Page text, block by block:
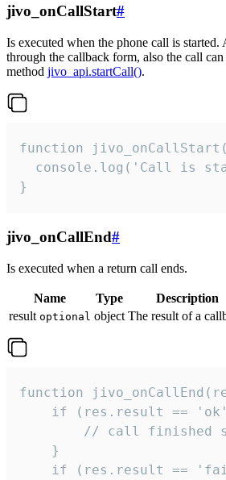
jivo_onCallStart#
Is executed when the phone call is started.
through the callback form, also the call
method jivo_api.startCall().
function
console.log('Call is
}
jivo_onCallEnd#
Is executed when a return call ends.
Name Type
Description
result optional object The result of a
function
if (res.result ==
// call finished
    }
if (res.result ==